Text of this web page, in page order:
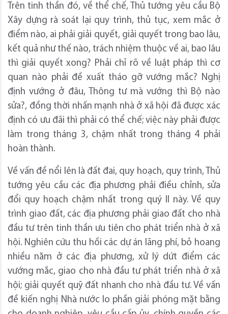
Trên tinh thần đó, về thể chế, Thủ tướng yêu cầu Bộ
Xây dựng rà soát lại quy trình, thủ tục, xem mắc ở
điểm nào, ai phải giải quyết, giải quyết trong bao lâu,
kết quả như thế nào, trách nhiệm thuộc về ai, bao lâu
thì giải quyết xong? Phải chỉ rõ về luật pháp thì cơ
quan nào phải đề xuất tháo gỡ vướng mắc? Nghị
định vướng ở đâu, Thông tư mà vướng thì Bộ nào
sửa?, đồng thời nhấn mạnh nhà ở xã hội đã được xác
định có ưu đãi thì phải có thể chế; việc này phải được
làm trong tháng 3, chậm nhất trong tháng 4 phải
hoàn thành.
Về vấn đề nổi lên là đất đai, quy hoạch, quy trình, Thủ
tướng yêu cầu các địa phương phải điều chỉnh, sửa
đổi quy hoạch chậm nhất trong quý II này. Về quy
trình giao đất, các địa phương phải giao đất cho nhà
đầu tư trên tinh thần ưu tiên cho phát triển nhà ở xã
hội. Nghiên cứu thu hồi các dự án lãng phí, bỏ hoang
nhiều năm ở các địa phương, xử lý dứt điểm các
vướng mắc, giao cho nhà đầu tư phát triển nhà ở xã
hội; giải quyết quỹ đất nhanh cho nhà đầu tư. Về vấn
đề kiến nghị Nhà nước lo phần giải phóng mặt bằng